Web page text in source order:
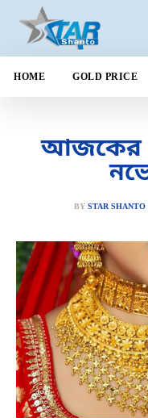
HOME GOLD PRICE
আজকের
BY STAR SHANTO